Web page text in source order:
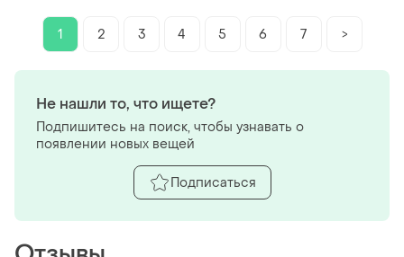
1 2 3 4 5 6 7 >
Не нашли то, что ищете?
Подпишитесь на поиск, чтобы узнавать о
появлении новых вещей
Подписаться